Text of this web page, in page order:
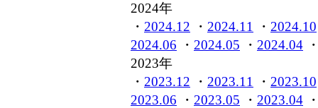
2024年
・ 2024.12 ・ 2024.11 ・ 2024.10
2024.06 ・ 2024.05 ・ 2024.04
2023年
・ 2023.12 ・ 2023.11 ・ 2023.10
2023.06 ・ 2023.05 ・ 2023.04